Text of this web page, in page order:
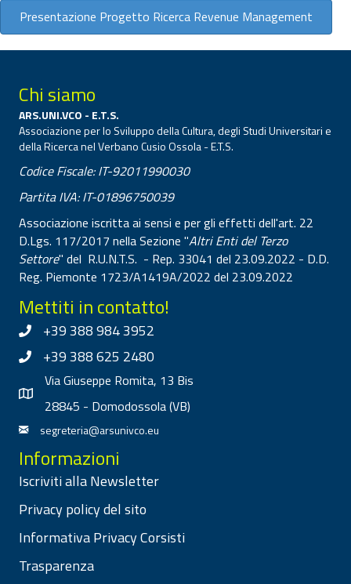
Presentazione Progetto Ricerca Revenue Management
Chi siamo
ARS.UNI.VCO - E.T.S.
Associazione per lo Sviluppo della Cultura, degli Studi Universitari e
della Ricerca nel Verbano Cusio Ossola - E.T.S.
Codice Fiscale: IT-92011990030
Partita IVA: IT-01896750039
Associazione iscritta ai sensi e per gli effetti dell'art. 22
D.Lgs. 117/2017 nella Sezione "Altri Enti del Terzo
Settore" del R.U.N.T.S. - Rep. 33041 del 23.09.2022 - D.D.
Reg. Piemonte 1723/A1419A/2022 del 23.09.2022
Mettiti in contatto!
+39 388 984 3952
+39 388 625 2480
Via Giuseppe Romita, 13 Bis
28845 - Domodossola (VB)
segreteria@arsunivco.eu
Informazioni
Iscriviti alla Newsletter
Privacy policy del sito
Informativa Privacy Corsisti
Trasparenza